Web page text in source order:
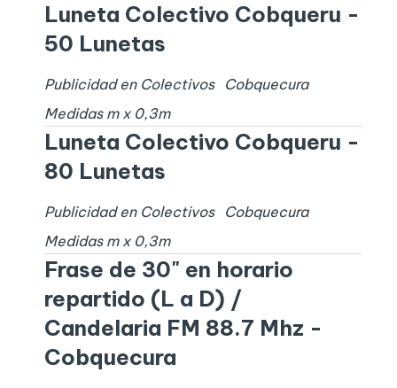
Luneta Colectivo Cobqueru -
50 Lunetas
Publicidad en Colectivos
Cobquecura
Medidas m x 0,3m
Luneta Colectivo Cobqueru -
80 Lunetas
Publicidad en Colectivos
Cobquecura
Medidas m x 0,3m
Frase de 30" en horario
repartido (L a D) /
Candelaria FM 88.7 Mhz -
Cobquecura